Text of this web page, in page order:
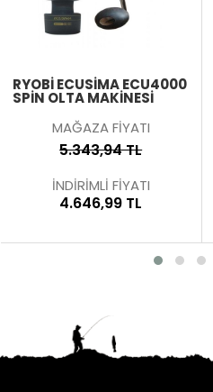
RYOBI ECUSIMA ECU4000
SPIN OLTA MAKINESI
MAĞAZA FİYATI
5.343,94 TL
İNDİRİMLİ FİYATI
4.646,99 TL